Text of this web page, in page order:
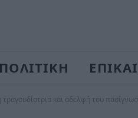
ΠΟΛΙΤΙΚΗ
και αδελφή του